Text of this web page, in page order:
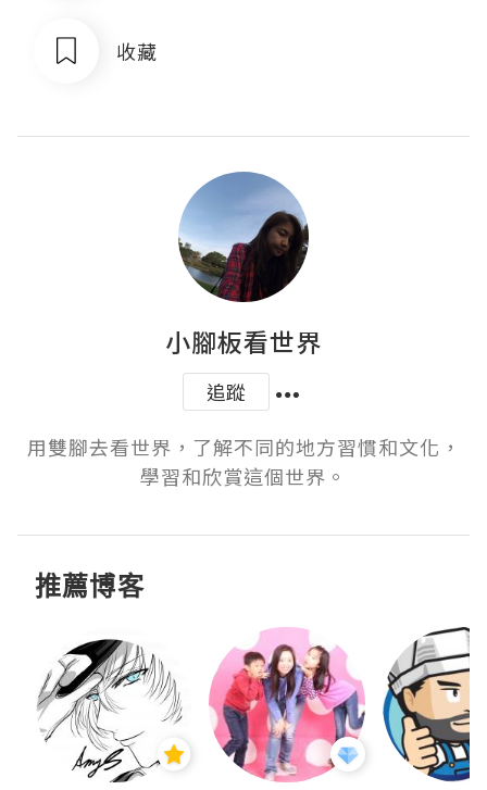
收藏
小腳板看世界
追蹤
用雙腳去看世界，了解不同的地方習慣和文化，
學習和欣賞這個世界。
推薦博客